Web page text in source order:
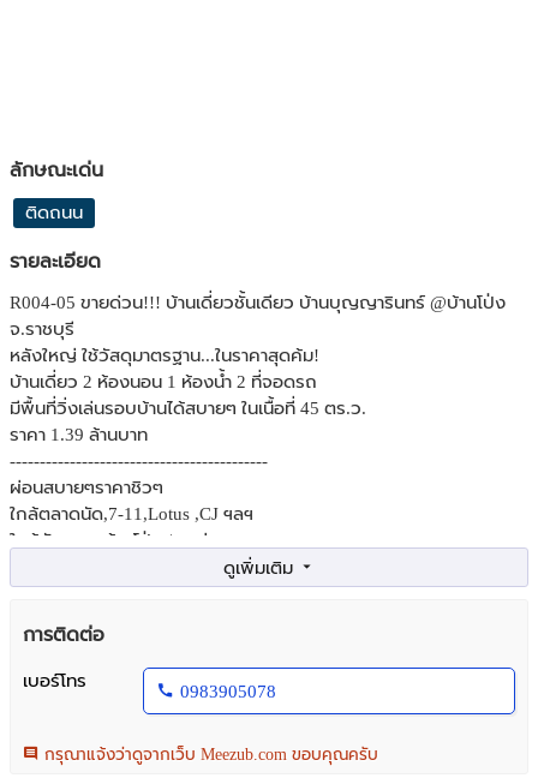
ลักษณะเด่น
ติดถนน
รายละเอียด
R004-05 ขายด่วน!!! บ้านเดี่ยวชั้นเดียว บ้านบุญญารินทร์ @บ้านโป่ง
จ.ราชบุรี
หลังใหญ่ ใช้วัสดุมาตรฐาน...ในราคาสุดค้ม!
บ้านเดี่ยว 2 ห้องนอน 1 ห้องน้ำ 2 ที่จอดรถ
มีพื้นที่วิ่งเล่นรอบบ้านได้สบายๆ ในเนื้อที่ 45 ตร.ว.
ราคา 1.39 ล้านบาท
-------------------------------------------
ผ่อนสบายๆราคาชิวๆ
ใกล้ตลาดนัด,7-11,Lotus ,CJ ฯลฯ
ใกล้ตัวตลาดบ้านโป่ง / แหล่งชุมชน
จองก่อน รับส่วนลดเพียบ!
สนใจติดต่อสอบถาม
085-5922669 แคร์
การติดต่อ
เบอร์โทร
0983905078
กรุณาแจ้งว่าดูจากเว็บ Meezub.com ขอบคุณครับ